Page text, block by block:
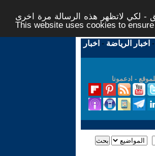
- لكي لاتظهر هذه الرسالة مرة اخرى -
This website uses cookies to
- اخبار الرياضة - اخبار
- ادعمونا